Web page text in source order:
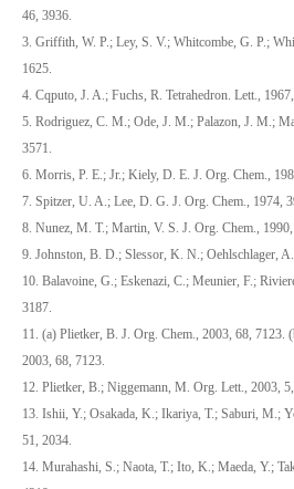
46, 3936.
3. Griffith, W. P.; Ley, S. V.; Whitcombe, G. P.;
1625.
4. Cqputo, J. A.; Fuchs, R. Tetrahedron. Lett.,
5. Rodriguez, C. M.; Ode, J. M.; Palazon, J. M.;
3571.
6. Morris, P. E.; Jr.; Kiely, D. E. J. Org. Chem.,
7. Spitzer, U. A.; Lee, D. G. J. Org. Chem., 1974,
8. Nunez, M. T.; Martin, V. S. J. Org. Chem.,
9. Johnston, B. D.; Slessor, K. N.; Oehlschlager,
10. Balavoine, G.; Eskenazi, C.; Meunier, F.;
3187.
11. (a) Plietker, B. J. Org. Chem., 2003, 68, 7123.
2003, 68, 7123.
12. Plietker, B.; Niggemann, M. Org. Lett., 2003,
13. Ishii, Y.; Osakada, K.; Ikariya, T.; Saburi, M.;
51, 2034.
14. Murahashi, S.; Naota, T.; Ito, K.; Maeda, Y.;